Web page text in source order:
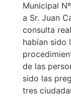
Municipal
a Sr. Juan
consulta
habían sido
de las
sido las
tres